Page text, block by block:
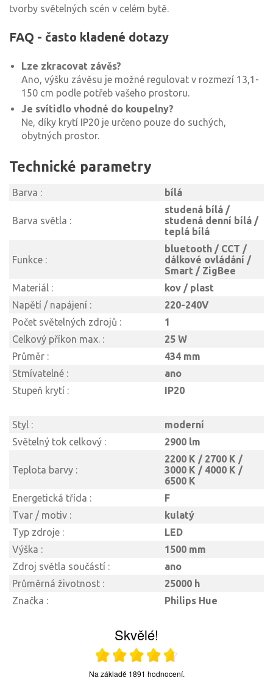
tvorby světelných scén v celém bytě.
FAQ - často kladené dotazy
Lze zkracovat závěs?
Ano, výšku závěsu je možné regulovat v rozmezí 13,1-
150 cm podle potřeb vašeho prostoru.
Je svítidlo vhodné do koupelny?
Ne, díky krytí IP20 je určeno pouze do suchých,
obytných prostor.
Technické parametry
Barva : bílá
Barva světla :
studená bílá /
studená denní bílá /
teplá bílá
Funkce :
bluetooth / CCT /
dálkové ovládání /
Smart / ZigBee
Materiál :
kov / plast
Napětí / napájení :
220-240V
Počet světelných zdrojů :
1
Celkový příkon max. :
25 W
Průměr :
434 mm
Stmívatelné :
ano
Stupeň krytí :
IP20
Styl :
moderní
Světelný tok celkový :
2900 lm
Teplota barvy :
2200 K / 2700 K /
3000 K / 4000 K /
6500 K
Energetická třída :
F
Tvar / motiv :
kulatý
Typ zdroje :
LED
Výška :
1500 mm
Zdroj světla součástí :
ano
Průměrná životnost :
25000 h
Značka :
Philips Hue